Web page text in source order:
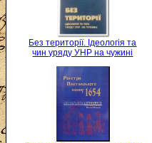
Без території. Ідеологія та
чин уряду УНР на чужині